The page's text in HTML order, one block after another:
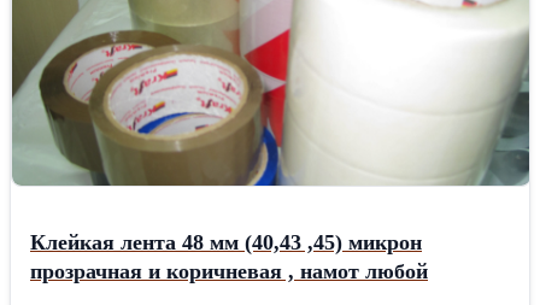
Клейкая лента 48 мм (40,43 ,45) микрон
прозрачная и коричневая , намот любой